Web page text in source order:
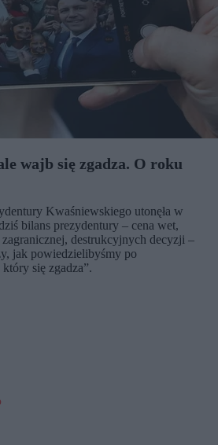
wajb się zgadza. O roku
Kwaśniewskiego utonęła w
bilans prezydentury – cena wet,
destrukcyjnych decyzji –
jak powiedzielibyśmy po
się zgadza”.